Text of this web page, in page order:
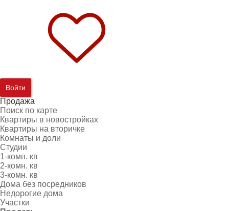
Войти
Продажа
Поиск по карте
Квартиры в новостройках
Квартиры на вторичке
Комнаты и доли
Студии
1-комн. кв
2-комн. кв
3-комн. кв
Дома без посредников
Недорогие дома
Участки